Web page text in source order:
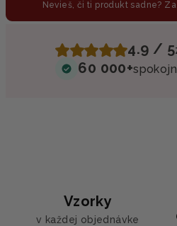
Nevieš, či ti produkt sadne?
4.9 / 5
60 000+
Vzorky
v každej objednávke